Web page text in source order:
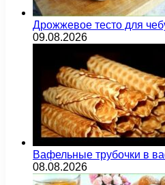
Дрожжевое тесто для
09.08.2026
Вафельные трубочки в
08.08.2026